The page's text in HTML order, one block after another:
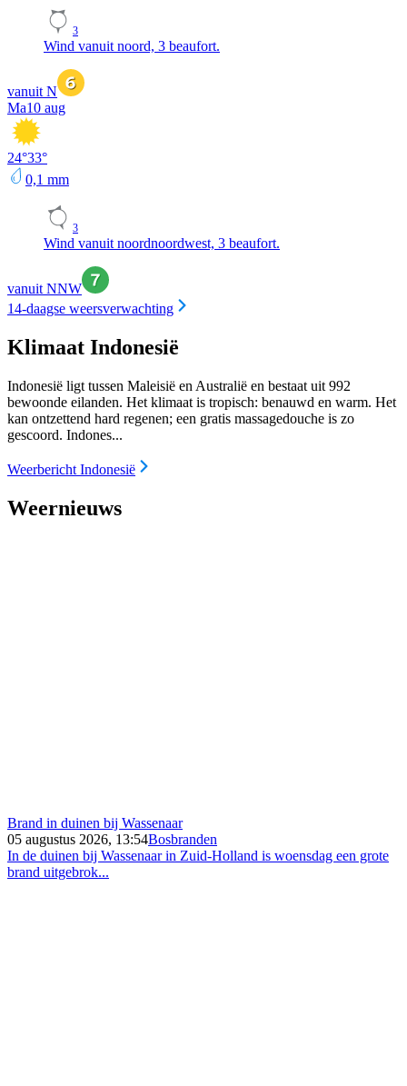
3
Wind vanuit noord, 3 beaufort.
vanuit N
Ma10 aug
24°33°
0,1 mm
3
Wind vanuit noordnoordwest, 3 beaufort.
vanuit NNW
14-daagse weersverwachting
Klimaat Indonesië
Indonesië ligt tussen Maleisië en Australië en bestaat uit 992
bewoonde eilanden. Het klimaat is tropisch: benauwd en warm. Het
kan ontzettend hard regenen; een gratis massagedouche is zo
gescoord. Indones...
Weerbericht Indonesië
Weernieuws
Brand in duinen bij Wassenaar
05 augustus 2026, 13:54Bosbranden
In de duinen bij Wassenaar in Zuid-Holland is woensdag een grote
brand uitgebrok...